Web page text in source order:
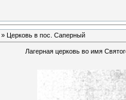
» Церковь в пос. Саперный
Лагерная церковь во имя